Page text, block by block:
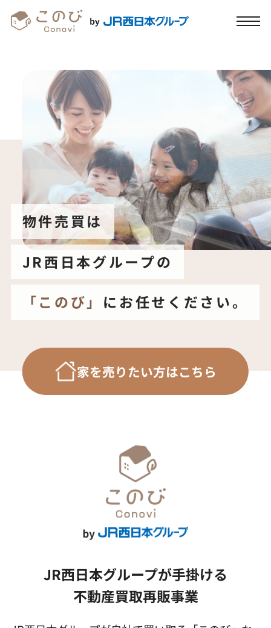
物件売買は
JR西日本グループの
「このび」 にお任せください。
家を売りたい方はこちら
物件売買は
JR西日本グループの
「このび」 にお任せください。
家を売りたい方はこちら
物件売買は
JR西日本グループの
「このび」 にお任せください。
家を売りたい方はこちら
物件売買は
JR西日本グループの
「このび」 にお任せください。
家を売りたい方はこちら
物件売買は
JR西日本グループの
「このび」 にお任せください。
家を売りたい方はこちら
物件売買は
JR西日本グループの
「このび」 にお任せください。
家を売りたい方はこちら
JR西日本グループが手掛ける
不動産買取再販事業